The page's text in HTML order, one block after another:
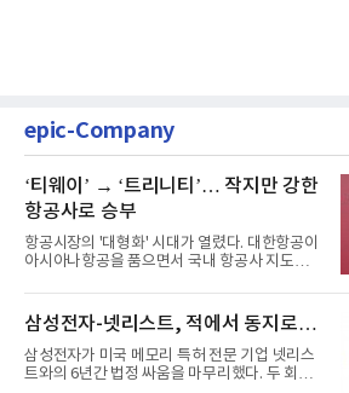
epic-Company
‘티웨이’ → ‘트리니티’… 작지만 강한
항공사로 승부
항공시장의 '대형화' 시대가 열렸다. 대한항공이
아시아나항공을 품으면서 국내 항공사 지도가
삼성전자-넷리스트, 적에서 동지로…
삼성전자가 미국 메모리 특허 전문 기업 넷리스
트와의 6년간 법정 싸움을 마무리했다. 두 회사